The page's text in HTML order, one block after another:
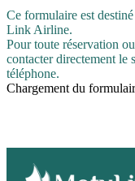
Ce formulaire est
Link Airline.
Pour toute réservation
contacter directement le
téléphone.
Chargement du